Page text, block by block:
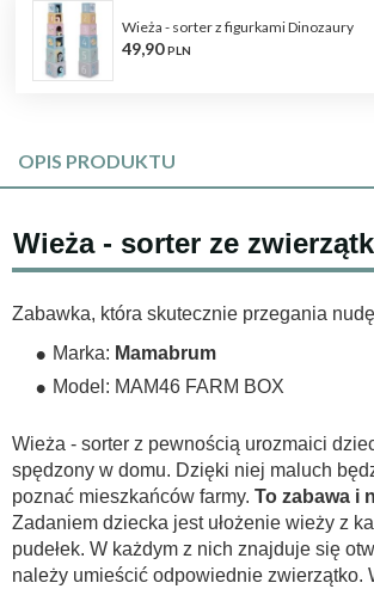
Wieża - sorter z figurkami Dinozaury
49,90 PLN
OPIS PRODUKTU
Wieża - sorter ze
Zabawka, która skutecznie przegania
Marka: Mamabrum
Model: MAM46 FARM BOX
Wieża - sorter z pewnością urozmaici
spędzony w domu. Dzięki niej maluch
poznać mieszkańców farmy. To zabawa i
Zadaniem dziecka jest ułożenie wieży z
pudełek. W każdym z nich znajduje się
należy umieścić odpowiednie zwierzątko.